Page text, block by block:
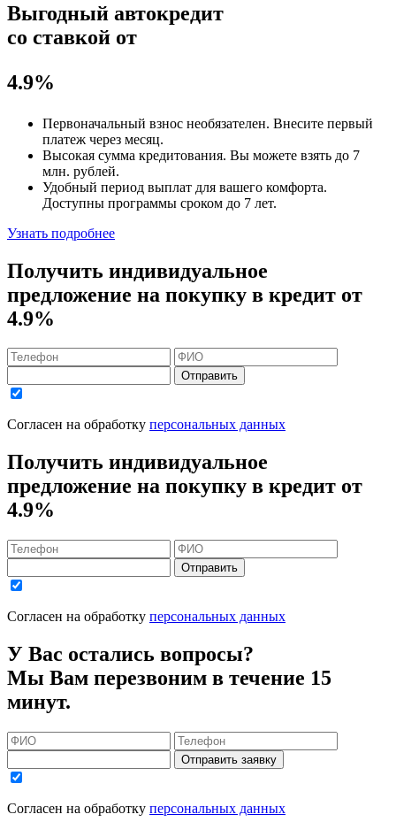
Выгодный автокредит
со ставкой от
4.9%
Первоначальный взнос необязателен. Внесите первый
платеж через месяц.
Высокая сумма кредитования. Вы можете взять до 7
млн. рублей.
Удобный период выплат для вашего комфорта.
Доступны программы сроком до 7 лет.
Узнать подробнее
Получить индивидуальное
предложение на покупку в кредит от
4.9%
Отправить
Согласен на обработку персональных данных
Получить индивидуальное
предложение на покупку в кредит от
4.9%
Отправить
Согласен на обработку персональных данных
У Вас остались вопросы?
Мы Вам перезвоним в течение 15
минут.
Отправить заявку
Согласен на обработку персональных данных